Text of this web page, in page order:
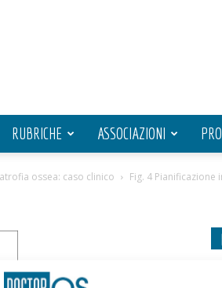
RUBRICHE ASSOCIAZIONI
ossea: caso clinico Fig. 4 Pianificazione